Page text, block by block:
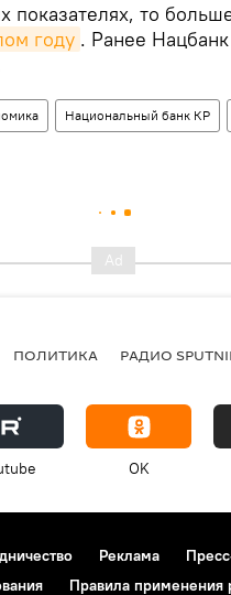
показателях, то
году . Ранее Нацбанк
Национальный банк КР
ПОЛИТИКА РАДИО
OK
Реклама
Правила применения